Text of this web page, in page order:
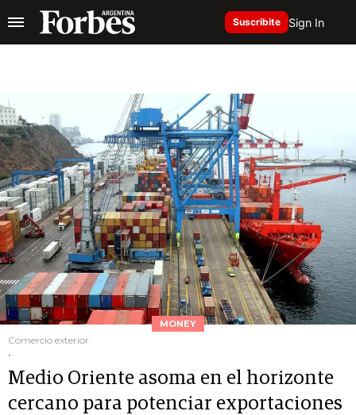
Suscribite Sign In
MONEY
Comercio exterior.
.
Medio Oriente asoma en el horizonte
cercano para potenciar exportaciones